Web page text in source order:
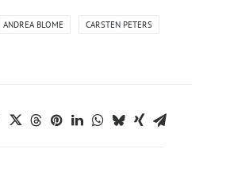
ANDREA BLOME CARSTEN PETERS